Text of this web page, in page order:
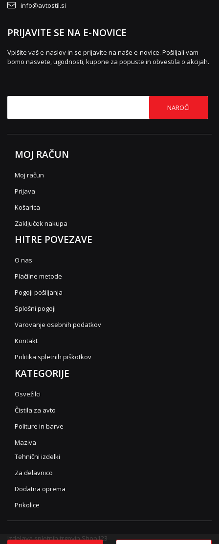
info@avtostil.si
PRIJAVITE SE NA E-NOVICE
Vpišite vaš e-naslov in se prijavite na naše e-novice. Pošiljali vam
bomo nasvete, ugodnosti, kupone za popuste in obvestila o akcijah.
NAROČI
MOJ RAČUN
Moj račun
Prijava
Košarica
Zaključek nakupa
HITRE POVEZAVE
O nas
Plačilne metode
Pogoji pošiljanja
Splošni pogoji
Varovanje osebnih podatkov
Kontakt
Politika spletnih piškotkov
KATEGORIJE
Osvežilci
Čistila za avto
Politure in barve
Maziva
Tehnični izdelki
Za delavnico
Dodatna oprema
Prikolice
Izdelava spletnih trgovin Shop123